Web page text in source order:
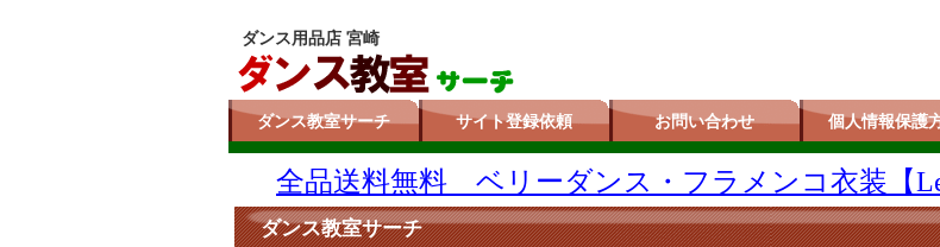
ダンス用品店 宮崎
ダンス教室サーチ サイト登録依頼 お問い合わせ 個人情報保護
全品送料無料 ベリーダンス・フラメンコ衣装【
ダンス教室サーチ